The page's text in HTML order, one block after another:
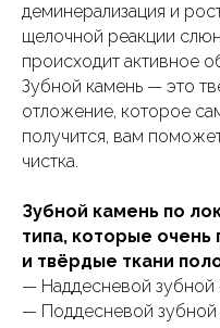
деминерализация и
щелочной реакции
происходит активное
Зубной камень — это
отложение, которое
получится, вам
чистка.
Зубной камень по
типа, которые очень
и твёрдые ткани
— Наддесневой зубной
— Поддесневой зубной